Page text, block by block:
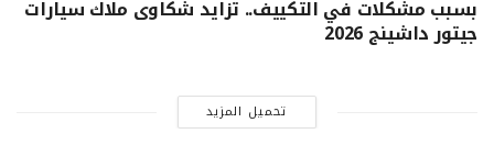
بسبب مشكلات في التكييف.. تزايد شكاوى ملاك سيارات
جيتور داشينج 2026
تحميل المزيد